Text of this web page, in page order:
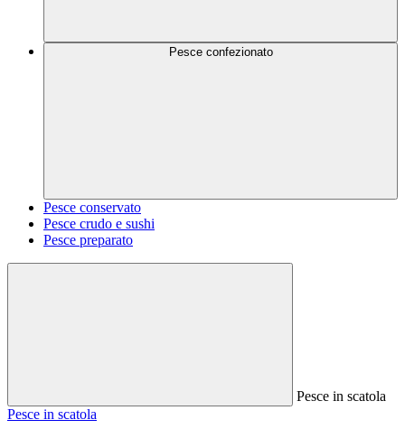
Pesce confezionato
Pesce conservato
Pesce crudo e sushi
Pesce preparato
Pesce in scatola
Pesce in scatola